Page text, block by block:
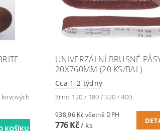
UNIVERZÁLNÍ BRUSNÉ
20X760MM (20 KS/BAL)
Cca 1-2 týdny
Zrno 120 / 180 / 320 / 400
938,96 Kč včetně DPH
776 Kč/ ks